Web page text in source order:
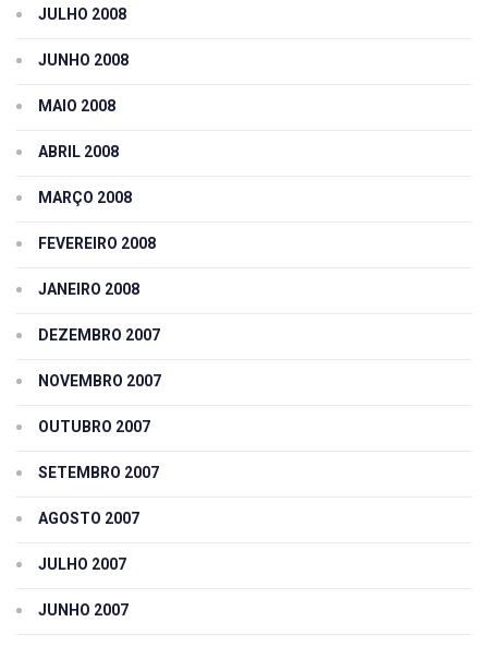
JULHO 2008
JUNHO 2008
MAIO 2008
ABRIL 2008
MARÇO 2008
FEVEREIRO 2008
JANEIRO 2008
DEZEMBRO 2007
NOVEMBRO 2007
OUTUBRO 2007
SETEMBRO 2007
AGOSTO 2007
JULHO 2007
JUNHO 2007